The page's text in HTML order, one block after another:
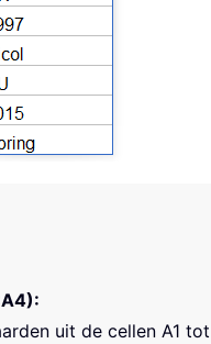
uit de cellen A1